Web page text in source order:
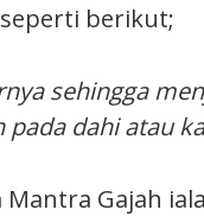
berikut;
sehingga
dahi atau
Gajah